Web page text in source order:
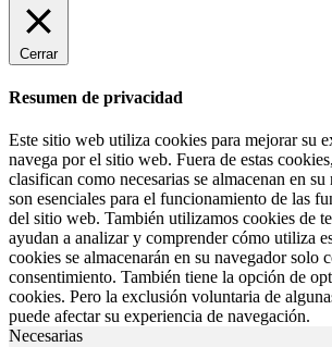
Cerrar
Resumen de privacidad
Este sitio web utiliza cookies para mejorar su
navega por el sitio web. Fuera de estas
clasifican como necesarias se almacenan en
son esenciales para el funcionamiento de las
del sitio web. También utilizamos cookies de
ayudan a analizar y comprender cómo utiliza
cookies se almacenarán en su navegador solo
consentimiento. También tiene la opción de
cookies. Pero la exclusión voluntaria de
puede afectar su experiencia de navegación.
Necesarias